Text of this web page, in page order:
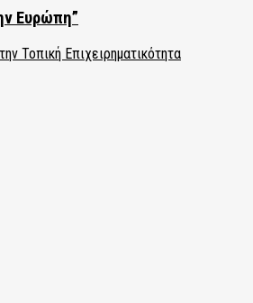
Ευρώπη”